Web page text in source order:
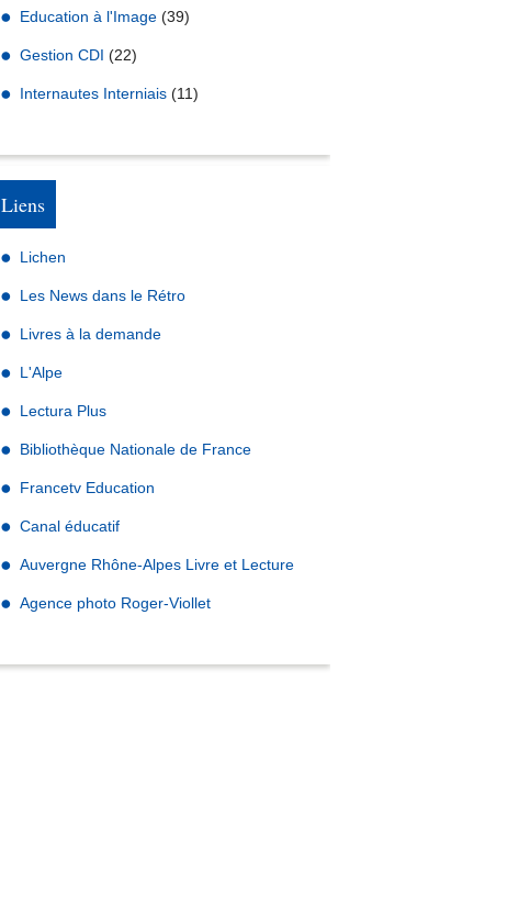
Education à l'Image (39)
Gestion CDI (22)
Internautes Interniais (11)
Liens
Lichen
Les News dans le Rétro
Livres à la demande
L'Alpe
Lectura Plus
Bibliothèque Nationale de France
Francetv Education
Canal éducatif
Auvergne Rhône-Alpes Livre et Lecture
Agence photo Roger-Viollet